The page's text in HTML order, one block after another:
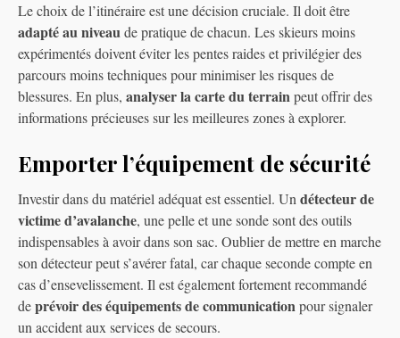
Le choix de l’itinéraire est une décision cruciale. Il doit être
adapté au niveaude pratique de chacun. Les skieurs moins
expérimentés doivent éviter les pentes raides et privilégier des
parcours moins techniques pour minimiser les risques de
blessures. En plus, analyser la carte du terrainpeut offrir des
informations précieuses sur les meilleures zones à explorer.
Emporter l’équipement de sécurité
Investir dans du matériel adéquat est essentiel. Undétecteur de
victime d’avalanche, une pelle et une sonde sont des outils
indispensables à avoir dans son sac. Oublier de mettre en marche
son détecteur peut s’avérer fatal, car chaque seconde compte en
cas d’ensevelissement. Il est également fortement recommandé
deprévoir des équipements de communicationpour signaler
un accident aux services de secours.